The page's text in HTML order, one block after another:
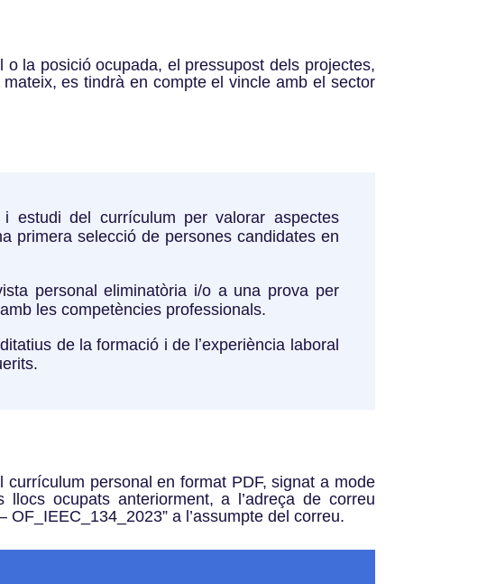
la posició ocupada, el pressupost dels projectes,
es tindrà en compte el vincle amb el sector
estudi del currículum per valorar aspectes
primera selecció de persones candidates en
personal eliminatòria i/o a una prova per
les competències professionals.
de la formació i de lʼexperiència laboral
personal en format PDF, signat a mode
ocupats anteriorment, a l’adreça de correu
a l’assumpte del correu.